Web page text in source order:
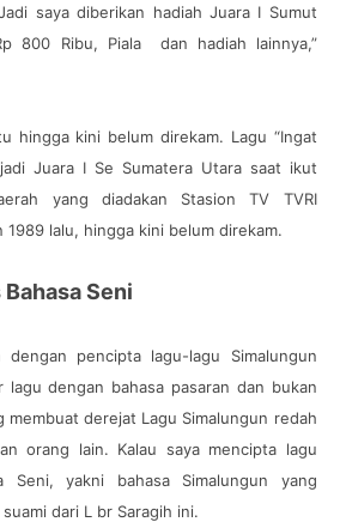
saya diberikan hadiah Juara I Sumut
800 Ribu, Piala dan hadiah lainnya,”
hingga kini belum direkam. Lagu “Ingat
Juara I Se Sumatera Utara saat ikut
yang diadakan Stasion TV TVRI
1989 lalu, hingga kini belum direkam.
Seni
dengan pencipta lagu-lagu Simalungun
lagu dengan bahasa pasaran dan bukan
membuat derejat Lagu Simalungun redah
orang lain. Kalau saya mencipta lagu
Seni, yakni bahasa Simalungun yang
dari L br Saragih ini.